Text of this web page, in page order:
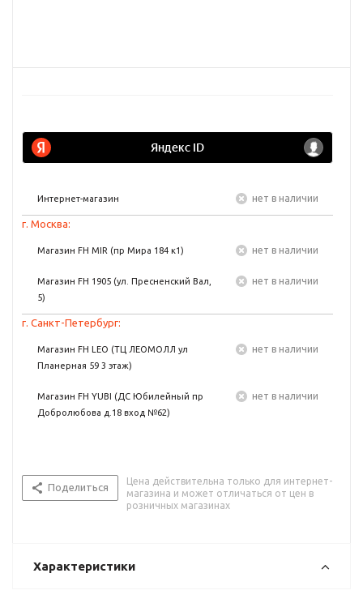
Интернет-магазин Нет в наличии
г. Москва:
Магазин FH MIR (пр Мира 184 к1) Нет в наличии
Магазин FH 1905 (ул. Пресненский Вал,
5)
Нет в наличии
г. Санкт-Петербург:
Магазин FH LEO (ТЦ ЛЕОМОЛЛ ул
Планерная 59 3 этаж)
Нет в наличии
Магазин FH YUBI (ДС Юбилейный пр
Добролюбова д.18 вход №62)
Нет в наличии
Поделиться
Цена действительна только для интернет-
магазина и может отличаться от цен в
розничных магазинах
Характеристики